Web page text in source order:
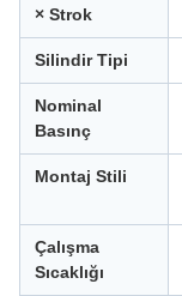
× Strok
Silindir Tipi
Nominal
Basınç
Montaj Stili
Çalışma
Sıcaklığı